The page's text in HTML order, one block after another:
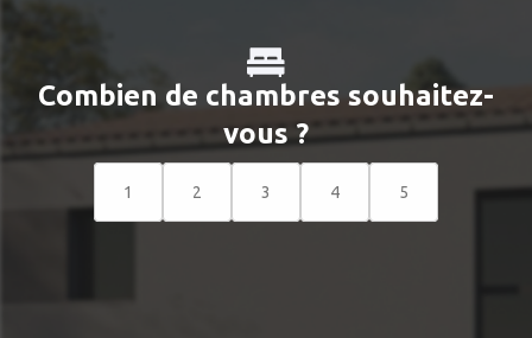
Combien de chambres souhaitez-
vous ?
1 2 3 4 5